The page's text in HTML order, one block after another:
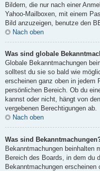
Bildern, die nur nach einer
Yahoo-Mailboxen, mit einem
Bild anzuzeigen, benutze den
Nach oben
Was sind globale
Globale Bekanntmachungen
solltest du sie so bald wie
erscheinen ganz oben in jedem
persönlichen Bereich. Ob du
kannst oder nicht, hängt von
vergebenen Berechtigungen ab.
Nach oben
Was sind
Bekanntmachungen beinhalten
Bereich des Boards, in dem du
Bekanntmachungen